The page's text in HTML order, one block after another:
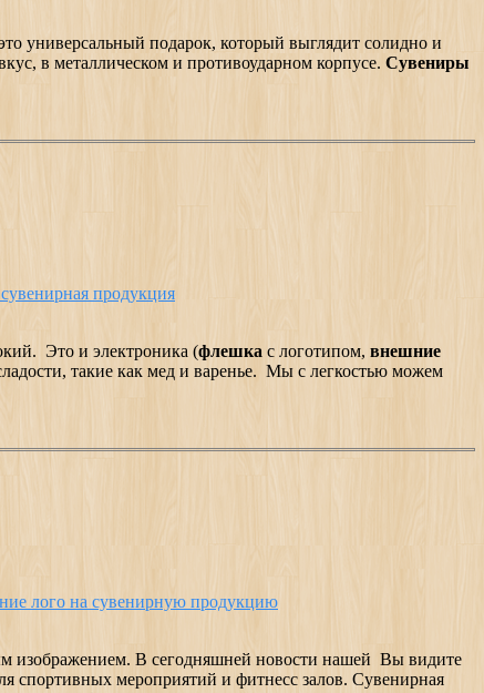
универсальный подарок, который выглядит солидно и
в металлическом и противоударном корпусе. Сувениры
продукция
Это и электроника (флешка с логотипом, внешние
такие как мед и варенье. Мы с легкостью можем
лого на сувенирную продукцию
изображением. В сегодняшней новости нашей Вы видите
спортивных мероприятий и фитнесс залов. Сувенирная